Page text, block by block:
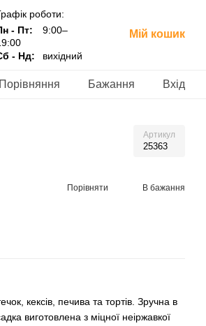
роботи:
- Пт:
9:00–
- Нд:
вихідний
Мій кошик
Порівняння Бажання Вхід
Артикул
25363
Порівняти В бажання
кексів, печива та тортів. Зручна в
виготовлена з міцної неіржавкої